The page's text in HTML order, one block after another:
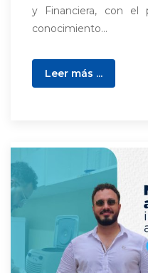
y Financiera, con el
conocimiento...
Leer más ...